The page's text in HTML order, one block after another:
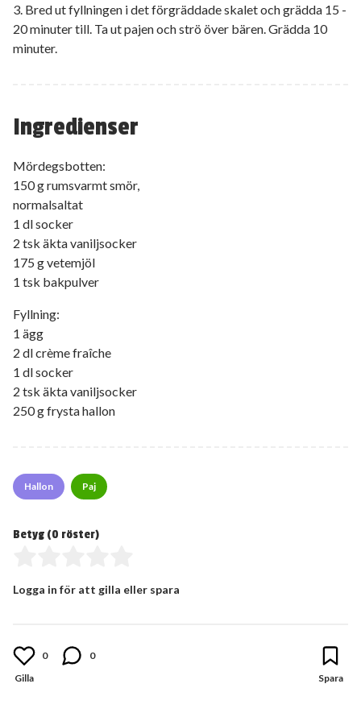
Ingredienser
Mördegsbotten:
150 g rumsvarmt smör,
normalsaltat
1 dl socker
2 tsk äkta vaniljsocker
175 g vetemjöl
1 tsk bakpulver
Fyllning:
1 ägg
2 dl crème fraîche
1 dl socker
2 tsk äkta vaniljsocker
250 g frysta hallon
3. Bred ut fyllningen i det förgräddade skalet och grädda 15 -
20 minuter till. Ta ut pajen och strö över bären. Grädda 10
minuter.
Hallon Paj
Betyg (0 röster)
Logga in för att gilla eller spara
0 0